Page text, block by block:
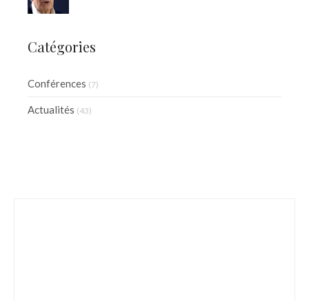
Catégories
Conférences (7)
Actualités (43)